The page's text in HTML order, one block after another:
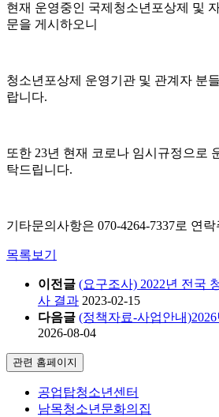
현재 운영중인 국제청소년포상제 및
문을 게시하오니
청소년포상제 운영기관 및 관계자 분
랍니다.
또한 23년 현재 코로나 임시규정으로
탁드립니다.
기타문의사항은 070-4264-7337로 연락
목록보기
이전글 (요구조사) 2022년 전국
사 결과 2023-02-15
다음글 (정책자료-사업안내
2026-08-04
관련 홈페이지
공업탑청소년센터
남목청소년문화의집